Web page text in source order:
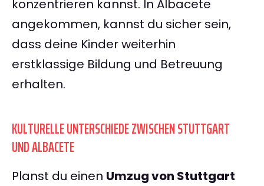
konzentrieren kannst. In Albacete
angekommen, kannst du sicher sein,
dass deine Kinder weiterhin
erstklassige Bildung und Betreuung
erhalten.
KULTURELLE UNTERSCHIEDE ZWISCHEN STUTTGART
UND ALBACETE
Planst du einen Umzug von Stuttgart